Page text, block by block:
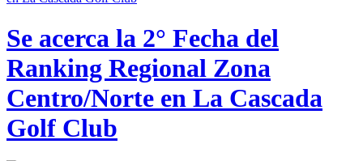
Se acerca la 2° Fecha del
Ranking Regional Zona
Centro/Norte en La Cascada
Golf Club